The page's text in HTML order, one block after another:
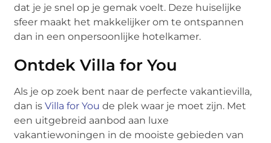
dat je je snel op je gemak voelt. Deze huiselijke
sfeer maakt het makkelijker om te ontspannen
dan in een onpersoonlijke hotelkamer.
Ontdek Villa for You
Als je op zoek bent naar de perfecte vakantievilla,
dan isVilla for You de plek waar je moet zijn. Met
een uitgebreid aanbod aan luxe
vakantiewoningen in de mooiste gebieden van